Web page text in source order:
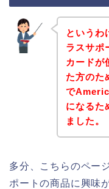
というわ
ラスサ
カードが
た方のた
で
になるた
ました。
多分、こちらのペー
ポートの商品に興味